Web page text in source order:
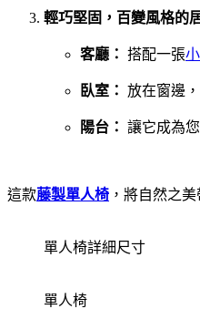
輕巧堅固，百變風格的
客廳： 搭配一張
臥室： 放在窗邊
陽台： 讓它成為
這款藤製單人椅 ，將自然之
單人椅詳細尺寸
單人椅